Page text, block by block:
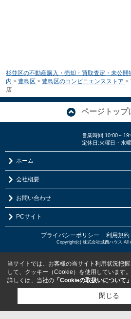
杉並区の不動産購入・売却・買取査定・未公開
内 > 豊島区 > 豊島区のコンビニエンスストア >
店
ページトップ
営業時間:10:00～
定休日:火曜日・水
ホーム
会社概要
お問い合わせ
PCサイト
プライバシーポリシー ｜ 利用規約
Copyright(c) 株式会社城西ハウス All
当サイトでは、お客様の当サイト利用状況把
して、クッキー（Cookie）を使用しています。
詳しくは、当社の 「Cookieの取扱いについて」
閉じる